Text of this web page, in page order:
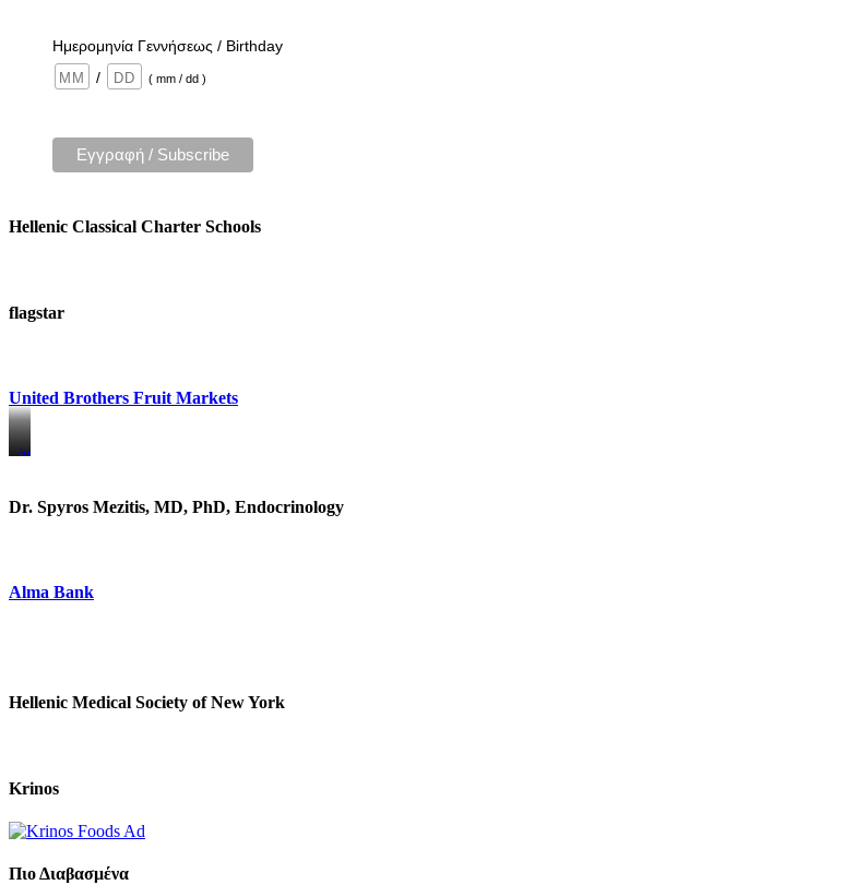
Ημερομηνία Γεννήσεως / Birthday
/
( mm / dd )
Hellenic Classical Charter Schools
flagstar
United Brothers Fruit Markets
https://www.unitedbrothersfruitmarkets.com/
https://www.unitedbrothersfruitmarkets.com/
Dr. Spyros Mezitis, MD, PhD, Endocrinology
Alma Bank
Hellenic Medical Society of New York
Krinos
Πιο Διαβασμένα